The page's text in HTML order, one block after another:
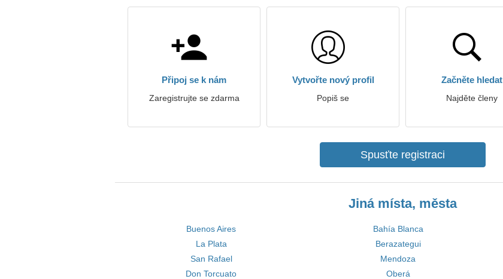
Připoj se k nám
Zaregistrujte se zdarma
Vytvořte nový profil
Popiš se
Začněte hledat
Najděte členy
Spusťte registraci
Jiná místa, města
Buenos Aires Bahía Blanca
La Plata
Berazategui
San Rafael
Mendoza
Don Torcuato
Oberá